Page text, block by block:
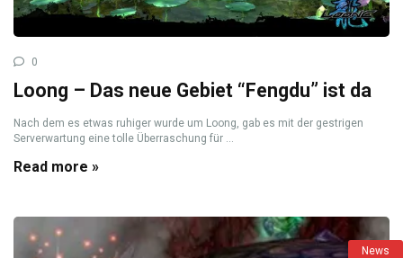
0
Loong – Das neue Gebiet “Fengdu” ist da
Nach dem es etwas ruhiger wurde um Loong, gab es mit der gestrigen
Serverwartung eine tolle Überraschung für ...
Read more »
News